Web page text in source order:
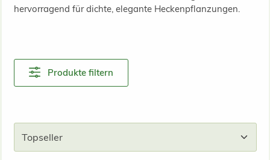
hervorragend für dichte, elegante Heckenpflanzungen.
Produkte filtern